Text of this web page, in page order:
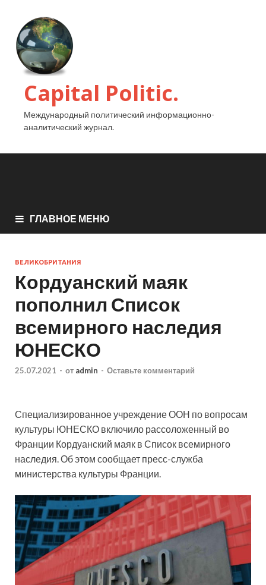
Capital Politic.
Международный политический информационно-
аналитический журнал.
ГЛАВНОЕ МЕНЮ
ВЕЛИКОБРИТАНИЯ
Кордуанский маяк
пополнил Список
всемирного наследия
ЮНЕСКО
25.07.2021 - от admin - Оставьте комментарий
Специализированное учреждение ООН по вопросам
культуры ЮНЕСКО включило рассоложенный во
Франции Кордуанский маяк в Список всемирного
наследия. Об этом сообщает пресс-служба
министерства культуры Франции.